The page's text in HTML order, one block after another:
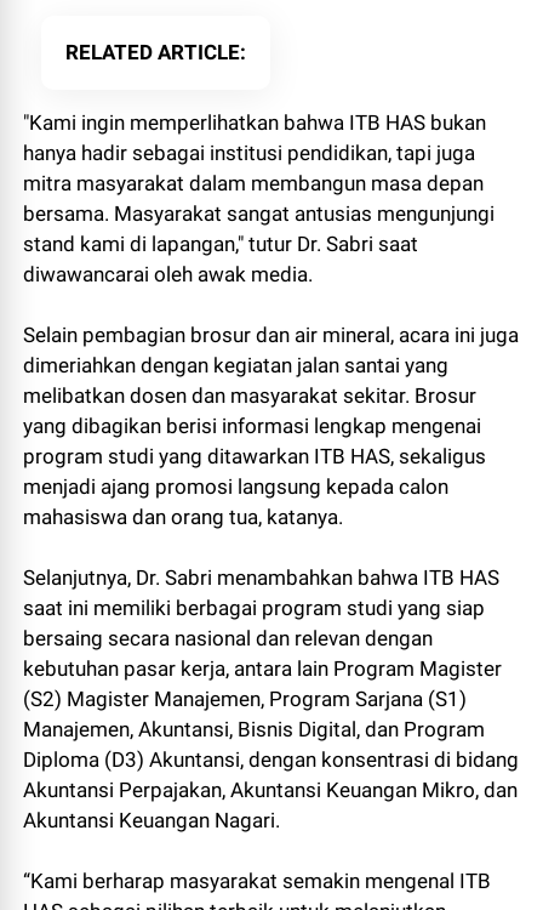
RELATED ARTICLE
"Kami ingin memperlihatkan bahwa ITB HAS bukan
hanya hadir sebagai institusi pendidikan, tapi juga
mitra masyarakat dalam membangun masa depan
bersama. Masyarakat sangat antusias mengunjungi
stand kami di lapangan," tutur Dr. Sabri saat
diwawancarai oleh awak media.
Selain pembagian brosur dan air mineral, acara ini juga
dimeriahkan dengan kegiatan jalan santai yang
melibatkan dosen dan masyarakat sekitar. Brosur
yang dibagikan berisi informasi lengkap mengenai
program studi yang ditawarkan ITB HAS, sekaligus
menjadi ajang promosi langsung kepada calon
mahasiswa dan orang tua, katanya.
Selanjutnya, Dr. Sabri menambahkan bahwa ITB HAS
saat ini memiliki berbagai program studi yang siap
bersaing secara nasional dan relevan dengan
kebutuhan pasar kerja, antara lain Program Magister
(S2) Magister Manajemen, Program Sarjana (S1)
Manajemen, Akuntansi, Bisnis Digital, dan Program
Diploma (D3) Akuntansi, dengan konsentrasi di bidang
Akuntansi Perpajakan, Akuntansi Keuangan Mikro, dan
Akuntansi Keuangan Nagari.
“Kami berharap masyarakat semakin mengenal ITB